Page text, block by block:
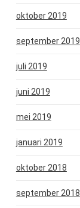
oktober 2019
september 2019
juli 2019
juni 2019
mei 2019
januari 2019
oktober 2018
september 2018